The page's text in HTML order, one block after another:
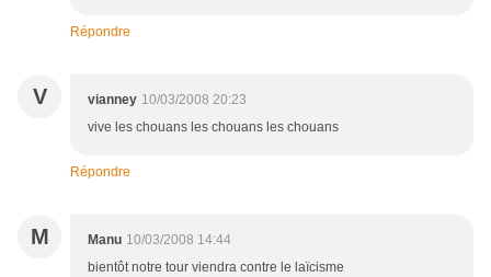
Répondre
V vianney 10/03/2008 20:23
vive les chouans les chouans les chouans
Répondre
M Manu 10/03/2008 14:44
bientôt notre tour viendra contre le laïcisme